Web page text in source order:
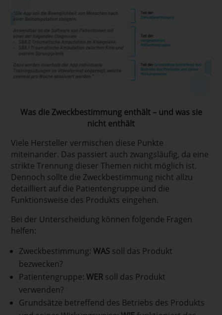
Was die Zweckbestimmung enthält – und was sie
nicht enthält
Viele Hersteller vermischen diese Punkte
miteinander. Das passiert auch zwangsläufig, da eine
strikte Trennung dieser Themen nicht möglich ist.
Dennoch sollte die Zweckbestimmung nicht allzu
detailliert auf die Patientengruppe und die
Funktionsweise des Produkts eingehen.
Bei der Unterscheidung können folgende Fragen
helfen:
Zweckbestimmung:WAS soll das Produkt
bezwecken?
Patientengruppe:WER soll das Produkt
verwenden?
Grundsätze betreffend des Betriebs des Produkts